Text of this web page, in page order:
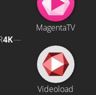
MagentaTV
4K—
Videoload